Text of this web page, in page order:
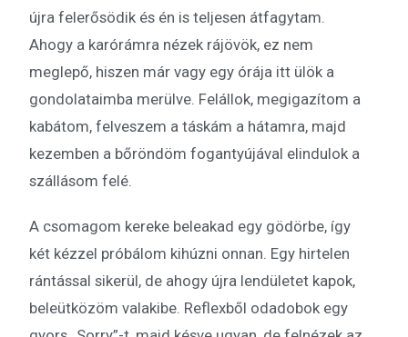
újra felerősödik és én is teljesen átfagytam.
Ahogy a karórámra nézek rájövök, ez nem
meglepő, hiszen már vagy egy órája itt ülök a
gondolataimba merülve. Felállok, megigazítom a
kabátom, felveszem a táskám a hátamra, majd
kezemben a bőröndöm fogantyújával elindulok a
szállásom felé.
A csomagom kereke beleakad egy gödörbe, így
két kézzel próbálom kihúzni onnan. Egy hirtelen
rántással sikerül, de ahogy újra lendületet kapok,
beleütközöm valakibe. Reflexből odadobok egy